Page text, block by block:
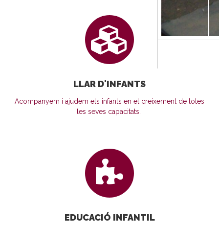
LLAR D'INFANTS
Acompanyem i ajudem els infants en el creixement de totes
les seves capacitats.
EDUCACIÓ INFANTIL